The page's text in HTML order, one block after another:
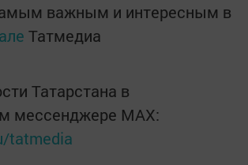
важным и интересным в
Татмедиа
Татарстана в
мессенджере MАХ:
tatmedia